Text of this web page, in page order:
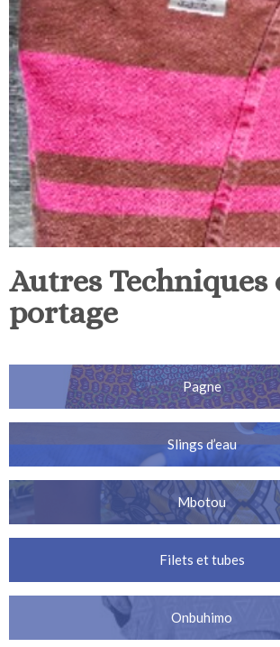
Autres Techniques
portage
Pagne
Slings d’eau
Mbotou
Filets et tubes
Onbuhimo